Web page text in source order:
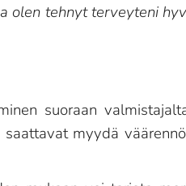
olen tehnyt terveyteni
suoraan
myydä